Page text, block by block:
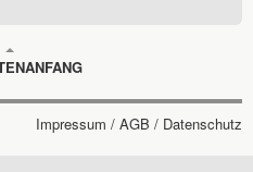
Impressum / AGB / Datenschutz